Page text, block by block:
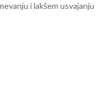
i lakšem usvajanju